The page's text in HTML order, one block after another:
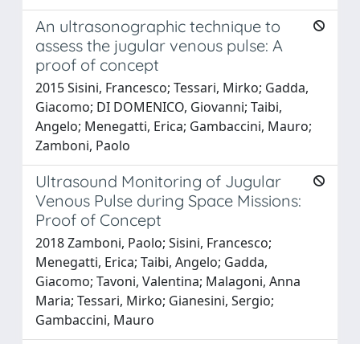
An ultrasonographic technique to
assess the jugular venous pulse: A
proof of concept
2015 Sisini, Francesco; Tessari, Mirko; Gadda,
Giacomo; DI DOMENICO, Giovanni; Taibi,
Angelo; Menegatti, Erica; Gambaccini, Mauro;
Zamboni, Paolo
Ultrasound Monitoring of Jugular
Venous Pulse during Space Missions:
Proof of Concept
2018 Zamboni, Paolo; Sisini, Francesco;
Menegatti, Erica; Taibi, Angelo; Gadda,
Giacomo; Tavoni, Valentina; Malagoni, Anna
Maria; Tessari, Mirko; Gianesini, Sergio;
Gambaccini, Mauro